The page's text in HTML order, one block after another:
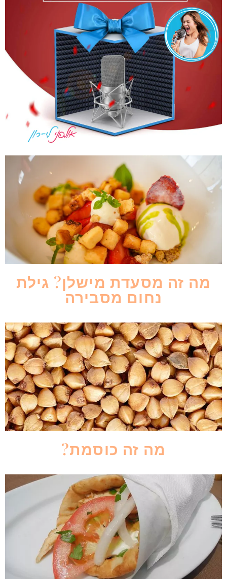
מה זה מסעדת מישלן? גילת
נחום מסבירה
מה זה כוסמת?